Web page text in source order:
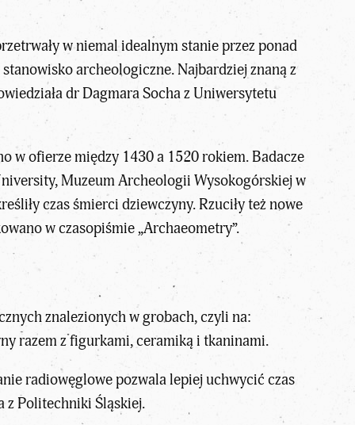
w niemal idealnym stanie przez ponad
archeologiczne. Najbardziej znaną z
dr Dagmara Socha z Uniwersytetu
w ofierze między 1430 a 1520 rokiem. Badacze
Muzeum Archeologii Wysokogórskiej w
czas śmierci dziewczyny. Rzuciły też nowe
w czasopiśmie „Archaeometry”.
znalezionych w grobach, czyli na:
razem z figurkami, ceramiką i tkaninami.
radiowęglowe pozwala lepiej uchwycić czas
z Politechniki Śląskiej.